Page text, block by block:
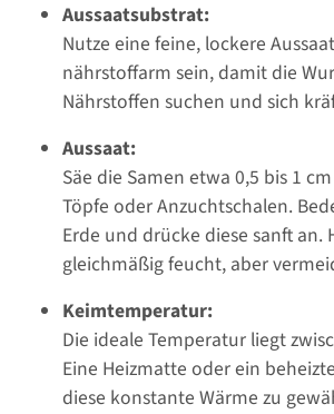
Aussaatsubstrat:
Nutze eine feine, lockere
nährstoffarm sein, damit die
Nährstoffen suchen und sich
Aussaat:
Säe die Samen etwa 0,5 bis 1
Töpfe oder Anzuchtschalen.
Erde und drücke diese sanft an.
gleichmäßig feucht, aber
Keimtemperatur:
Die ideale Temperatur liegt
Eine Heizmatte oder ein
diese konstante Wärme zu